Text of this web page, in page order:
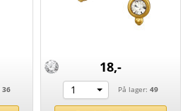
36
18,-
1 På lager: 49